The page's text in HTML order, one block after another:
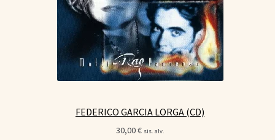
FEDERICO GARCIA LORGA (CD)
30,00€ sis. alv.